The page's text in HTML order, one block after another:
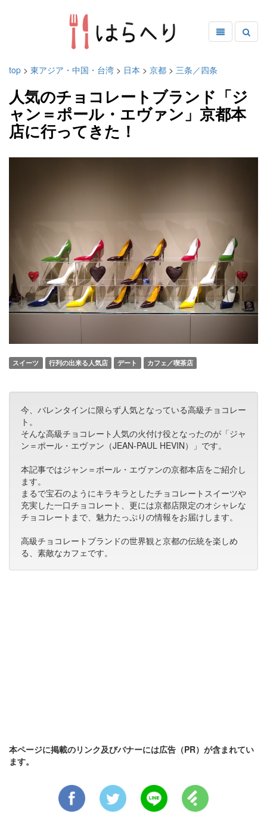
top > 東アジア・中国・台湾 > 日本 > 京都 > 三条／四条
人気のチョコレートブランド「ジ
ャン＝ポール・エヴァン」京都本
店に行ってきた！
スイーツ 行列の出来る人気店 デート カフェ／喫茶店
今、バレンタインに限らず人気となっている高級チョコレー
ト。
そんな高級チョコレート人気の火付け役となったのが「ジャ
ン＝ポール・エヴァン（JEAN-PAUL HEVIN）」です。
本記事ではジャン＝ポール・エヴァンの京都本店をご紹介し
ます。
まるで宝石のようにキラキラとしたチョコレートスイーツや
充実した一口チョコレート、更には京都店限定のオシャレな
チョコレートまで、魅力たっぷりの情報をお届けします。
高級チョコレートブランドの世界観と京都の伝統を楽しめ
る、素敵なカフェです。
本ページに掲載のリンク及びバナーには広告（PR）が含まれてい
ます。